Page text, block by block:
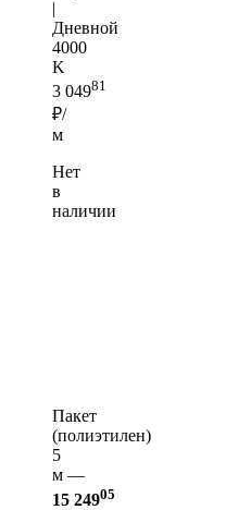
|
Дневной
4000
K
3 04981
₽/
м
Нет
в
наличии
Пакет
(полиэтилен)
5
м —
15 24905